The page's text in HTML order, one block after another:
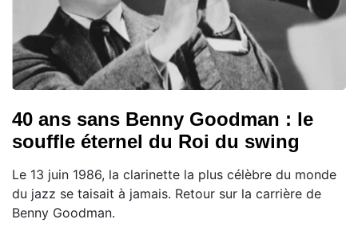
40 ans sans Benny Goodman : le
souffle éternel du Roi du swing
Le 13 juin 1986, la clarinette la plus célèbre du monde
du jazz se taisait à jamais. Retour sur la carrière de
Benny Goodman.